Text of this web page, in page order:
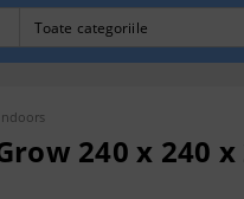
240 x 240 x